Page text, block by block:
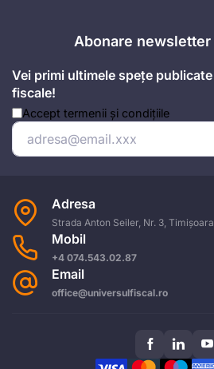
Abonare
Vei primi ultimele spețe
fiscale!
Accept termenii și condițiile
Adresa
Strada Anton Seiler, Nr. 3, Timișoara
Mobil
+4 074.543.02.87
Email
office@universulfiscal.ro